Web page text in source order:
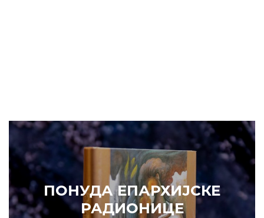
ПОНУДА ЕПАРХИЈСКЕ
РАДИОНИЦЕ